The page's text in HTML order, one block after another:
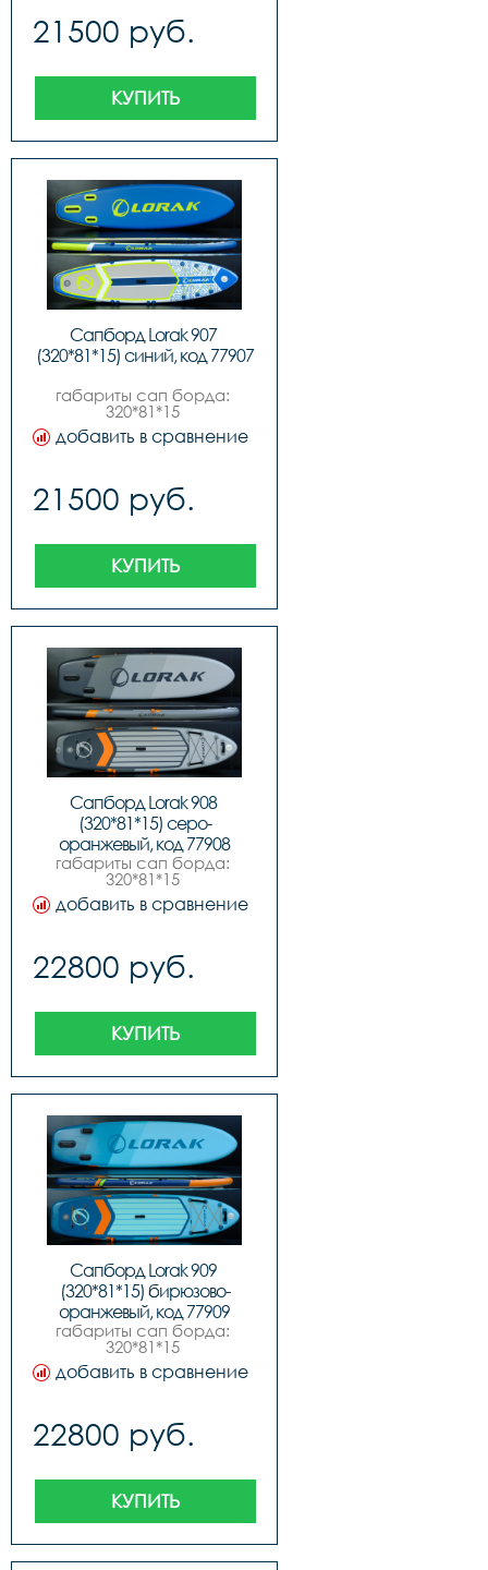
кг,комплектация:,sup
доска,ручной насос
давления,алюминиевое
весло,съемный
центральный и боковые
плавники,всего 3
плавника,рюкзак-сумка
для переноски
21500 руб.
КУПИТЬ
Сапборд Lorak 907
(320*81*15) синий, код 77907
габариты сап борда:
320*81*15
см,максимальное
давление 15psi 1
кг,комплектация:,sup
доска,ручной насос
давления,алюминиевое
весло,съемный
центральный и боковые
плавники,всего 3
плавника,рюкзак-сумка
для переноски
добавить в сравнение
21500 руб.
КУПИТЬ
Сапборд Lorak 908
(320*81*15) серо-
оранжевый, код 77908
габариты сап борда:
320*81*15
см,максимальное
давление 15psi 1
кг,комплектация:,sup
доска,ручной насос
давления,алюминиевое
весло,съемный
центральный и боковые
плавники,всего 3
плавника,рюкзак-сумка
для переноски
добавить в сравнение
22800 руб.
КУПИТЬ
Сапборд Lorak 909
(320*81*15) бирюзово-
оранжевый, код 77909
габариты сап борда:
320*81*15
см,максимальное
давление 15psi 1
кг,комплектация:,sup
доска,ручной насос
давления,алюминиевое
весло,съемный
центральный и боковые
плавники,всего 3
плавника,рюкзак-сумка
для переноски
добавить в сравнение
22800 руб.
КУПИТЬ